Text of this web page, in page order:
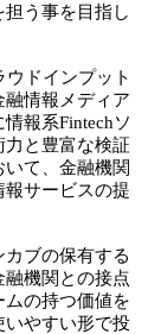
う事を目指し
ドインプット
情報メディア
報系Fintechソ
力と豊富な検証
て、金融機関
サービスの提
カブの保有する
融機関との接点
の持つ価値を
いやすい形で投